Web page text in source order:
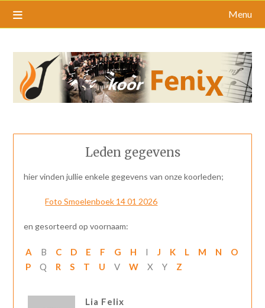
Menu
Leden gegevens
hier vinden jullie enkele gegevens van onze koorleden;
Foto Smoelenboek 14 01 2026
en gesorteerd op voornaam:
A B C D E F G H I J K L M N
O
P
Q R S T U V W X Y Z
Lia Felix